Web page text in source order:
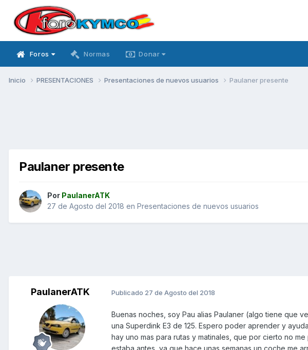
Foros Normas Donar
Inicio PRESENTACIONES Presentaciones de nuevos usuarios Paulaner presente
Paulaner presente
Por PaulanerATK
27 de Agosto del 2018 en Presentaciones de nuevos usuarios
PaulanerATK Publicado 27 de Agosto del 2018
Buenas noches, soy Pau alias Paulaner (algo tiene que
una Superdink E3 de 125. Espero poder aprender y
hay uno mas para rutas y matinales, que por cierto no